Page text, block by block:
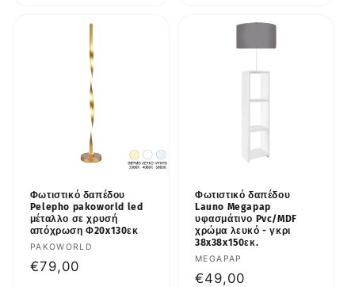
Φωτιστικό δαπέδου
Pelepho pakoworld led
μέταλλο σε χρυσή
απόχρωση Φ20x130εκ
Προμηθευτής:
PAKOWORLD
Κανονική
€79,00
Φωτιστικό δαπέδου
Launo Megapap
υφασμάτινο Pvc/MDF
χρώμα λευκό - γκρι
38x38x150εκ.
Προμηθευτής:
MEGAPAP
Κανονική
€49,00